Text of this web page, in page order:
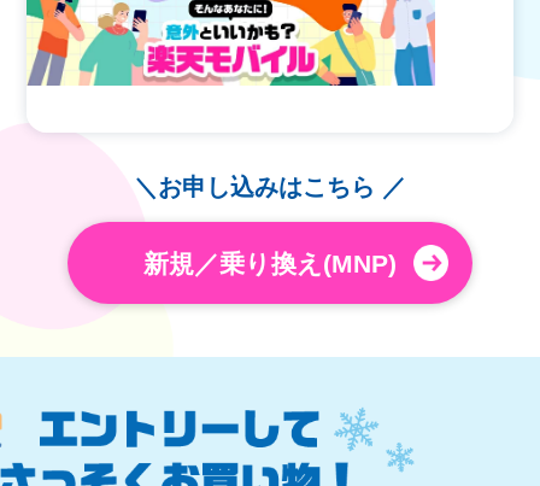
＼お申し込みはこちら ／
新規／乗り換え(MNP)